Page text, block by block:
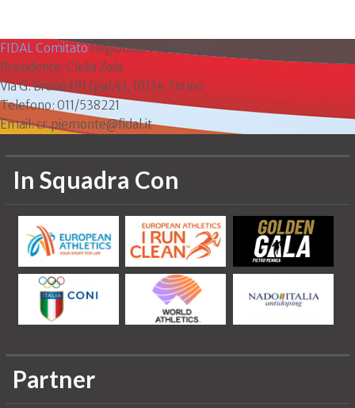
FIDAL ComitatoRegionale PIEMONTE
Presidente: Clelia Zola
Via G. Bruno 191 (pal.4), 10134 Torino
Telefono: 011/538221
Email: cr.piemonte@fidal.it
In Squadra Con
Partner